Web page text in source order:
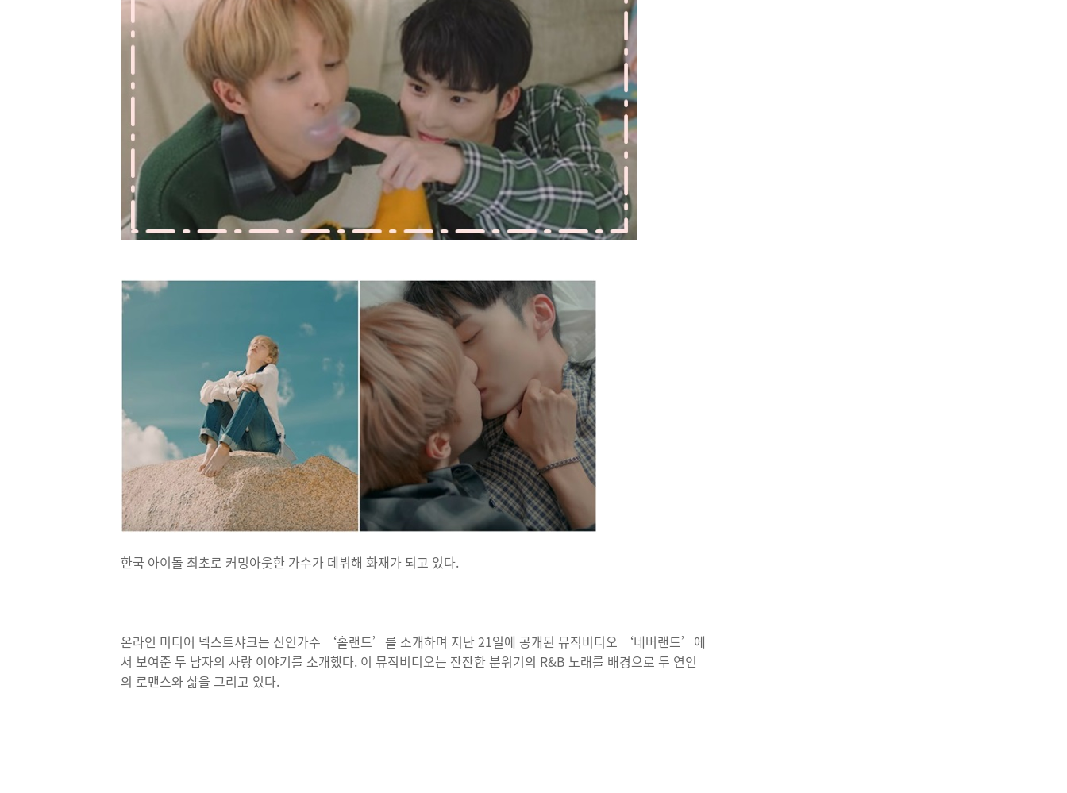
한국 아이돌 최초로 커밍아웃한 가수가 데뷔해 화재가 되고 있다.
온라인 미디어 넥스트샤크는 신인가수 ‘홀랜드’를 소개하며 지난 21일에 공개된 뮤직비디오 ‘네버랜드’에
서 보여준 두 남자의 사랑 이야기를 소개했다. 이 뮤직비디오는 잔잔한 분위기의 R&B 노래를 배경으로 두 연인
의 로맨스와 삶을 그리고 있다.